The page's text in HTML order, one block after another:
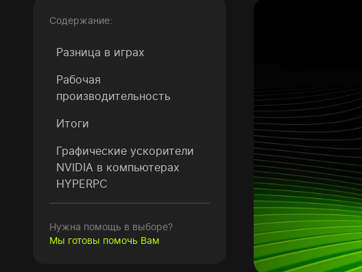
Содержание:
Разница в играх
Рабочая
производительность
Итоги
Графические ускорители
NVIDIA в компьютерах
HYPERPC
Нужна помощь в выборе?
Мы готовы помочь Вам